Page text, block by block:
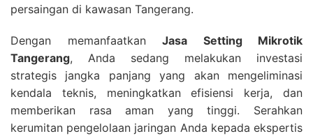
persaingan di kawasan Tangerang.
Dengan memanfaatkan Jasa Setting Mikrotik
Tangerang, Anda sedang melakukan investasi
strategis jangka panjang yang akan mengeliminasi
kendala teknis, meningkatkan efisiensi kerja, dan
memberikan rasa aman yang tinggi. Serahkan
kerumitan pengelolaan jaringan Anda kepada ekspertis